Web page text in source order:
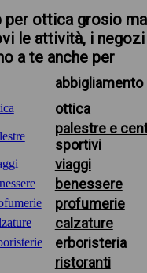
per ottica grosio
le attività, i
a te anche per
abbigliamento
ottica
palestre e
sportivi
viaggi
benessere
profumerie
calzature
erboristeria
ristoranti